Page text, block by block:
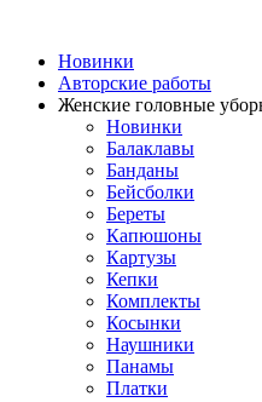
Новинки
Авторские работы
Женские головные
Новинки
Балаклавы
Банданы
Бейсболки
Береты
Капюшоны
Картузы
Кепки
Комплекты
Косынки
Наушники
Панамы
Платки